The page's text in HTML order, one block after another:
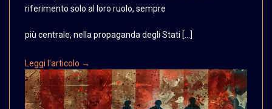
riferimento solo al loro ruolo, sempre
più centrale, nella propaganda degli Stati […]
Leggi l'articolo →